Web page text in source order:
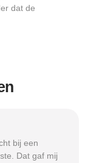
dat de
bij een
Dat gaf mij